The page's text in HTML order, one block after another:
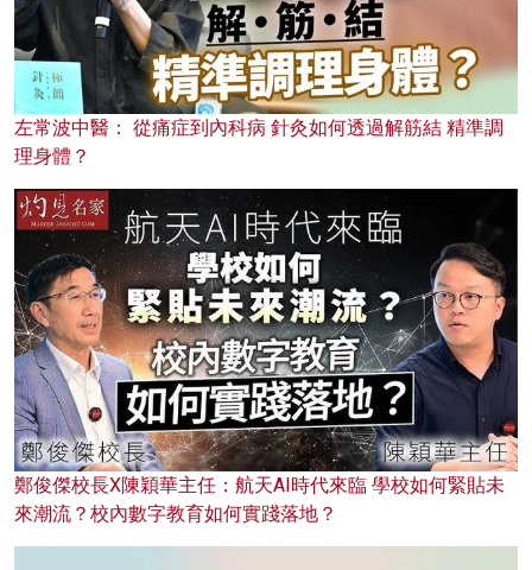
左常波中醫： 從痛症到內科病 針灸如何透過解筋結 精準調
理身體？
鄭俊傑校長X陳穎華主任：航天AI時代來臨 學校如何緊貼未
來潮流？校內數字教育如何實踐落地？